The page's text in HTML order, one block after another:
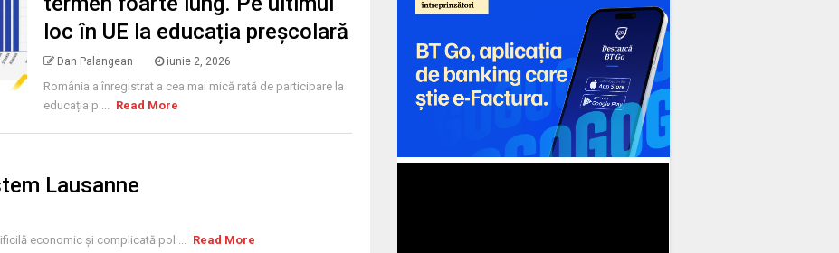
loc în UE la educația preșcolară
Dan Palangean iunie 2, 2026
România a înregistrat a cea mai mică rată de participare la
educația p ... Read More
Lausanne
economic și complicată pol ... Read More